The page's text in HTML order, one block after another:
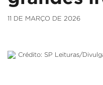
11 DE MARÇO DE 2026
Crédito: SP Leituras/